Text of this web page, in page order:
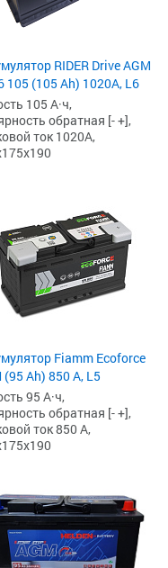
RIDER Drive AGM
105 (105 Ah) 1020А, L6
105 А·ч,
обратная [- +],
ток 1020А,
Fiamm Ecoforce
(95 Ah) 850 A, L5
95 А·ч,
обратная [- +],
ток 850 А,